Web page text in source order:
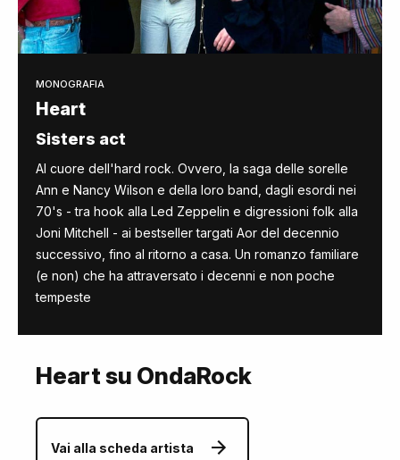
MONOGRAFIA
Heart
Sisters act
Al cuore dell'hard rock. Ovvero, la saga delle sorelle
Ann e Nancy Wilson e della loro band, dagli esordi nei
70's - tra hook alla Led Zeppelin e digressioni folk alla
Joni Mitchell - ai bestseller targati Aor del decennio
successivo, fino al ritorno a casa. Un romanzo familiare
(e non) che ha attraversato i decenni e non poche
tempeste
Heart su OndaRock
Vai alla scheda artista